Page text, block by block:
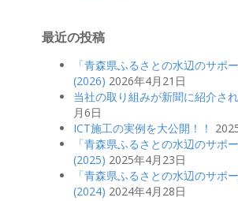
最近の投稿
「青森県ふるさとの水辺のサポ
(2026) 2026年4月21日
当社の取り組みが新聞に紹介さ
月6日
ICT施工の実例を大公開！！
「青森県ふるさとの水辺のサポ
(2025) 2025年4月23日
「青森県ふるさとの水辺のサポ
(2024) 2024年4月28日